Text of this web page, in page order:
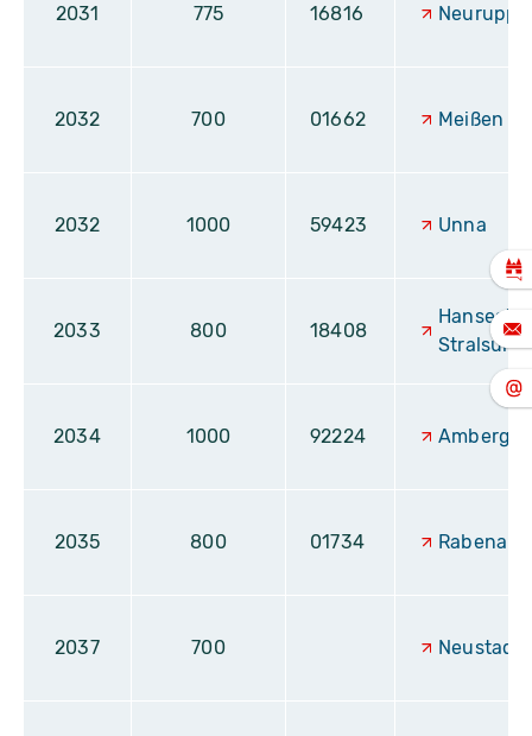
2031 775 16816
2032 700 01662 Meißen
2032 1000 59423 Unna
2033 800 18408
Stralsund
2034 1000 92224 Amberg
2035 800 01734 Rabenau
2037 700 Neustadt